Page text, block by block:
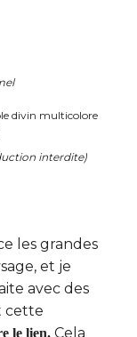
interdite)
les grandes
et je
avec des
cette
le lien. Cela